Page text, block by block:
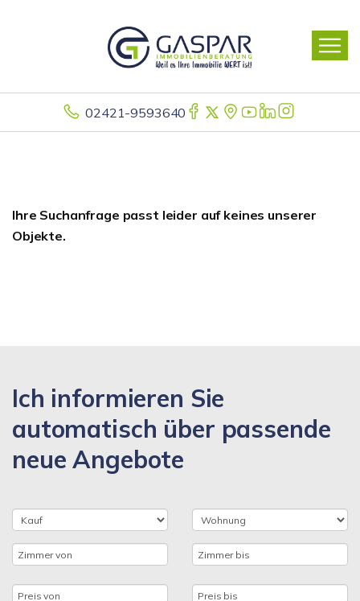
02421-9593640
Ihre Suchanfrage passt leider auf keines unserer
Objekte.
Ich informieren Sie
automatisch über passende
neue Angebote